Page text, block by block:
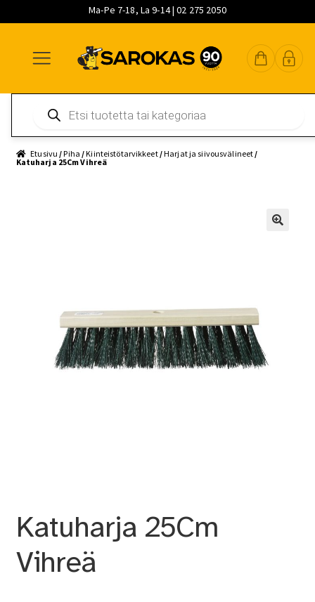
Ma-Pe 7-18, La 9-14 | 02 275 2050
navigointiin
sisältöön
pääsisältöön
search
Etusivu /Piha /Kiinteistötarvikkeet/Harjat ja siivousvälineet /
Katuharja 25Cm Vihreä
Katuharja 25Cm
Vihreä